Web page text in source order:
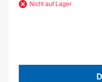
Nicht auf Lager